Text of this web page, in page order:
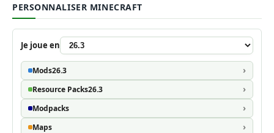
PERSONNALISER MINECRAFT
Je joue en
Mods26.3
Resource Packs26.3
Modpacks
Maps